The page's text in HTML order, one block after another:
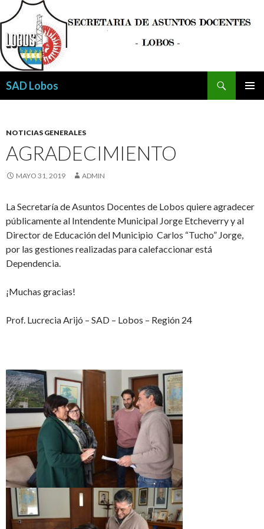
SAD Lobos
NOTICIAS GENERALES
AGRADECIMIENTO
MAYO 31, 2019 ADMIN
La Secretaría de Asuntos Docentes de Lobos quiere agradecer
públicamente al Intendente Municipal Jorge Etcheverry y al
Director de Educación del Municipio Carlos “Tucho” Jorge,
por las gestiones realizadas para calefaccionar está
Dependencia.
¡Muchas gracias!
Prof. Lucrecia Arijó – SAD – Lobos – Región 24